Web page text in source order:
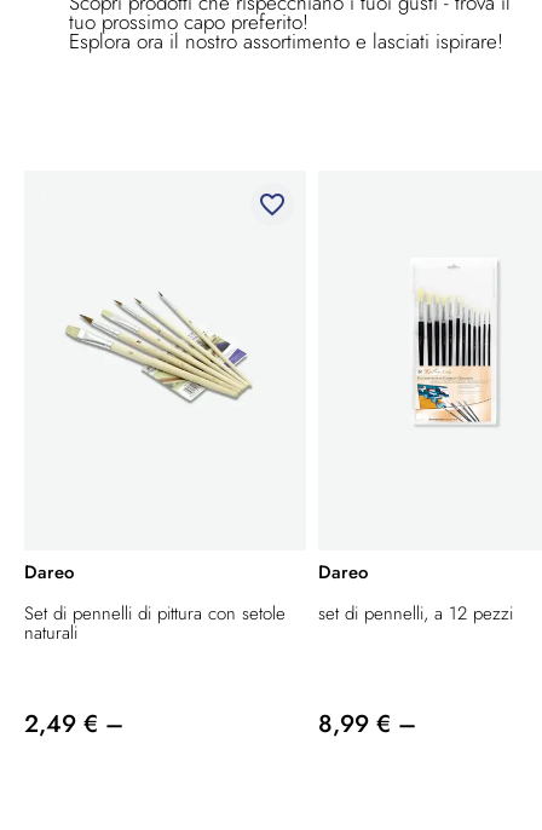
tuo prossimo capo preferito!
Esplora ora il nostro assortimento e lasciati ispirare!
favorite_border
Dareo
Set di pennelli di pittura con setole
naturali
2,49 € –
Dareo
set di pennelli, a 12 pezzi
8,99 € –